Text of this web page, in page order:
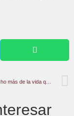
Ludovico, mucho más de la vida que de la muerte somos